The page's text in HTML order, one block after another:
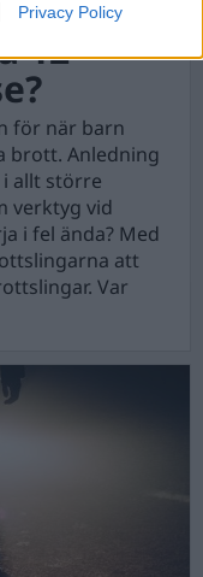
Privacy Policy
12-
för när barn
brott. Anledning
allt större
verktyg vid
i fel ända? Med
att
Var